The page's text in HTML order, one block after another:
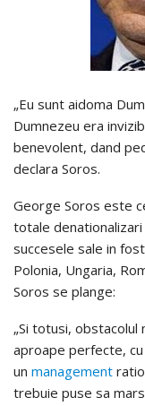
„Eu sunt aidoma
Dumnezeu era
benevolent, dand
declara Soros.
George Soros este
totale
succesele sale in
Polonia, Ungaria,
Soros se plange:
„Si totusi, obstacolul
aproape perfecte,
un management
trebuie puse sa